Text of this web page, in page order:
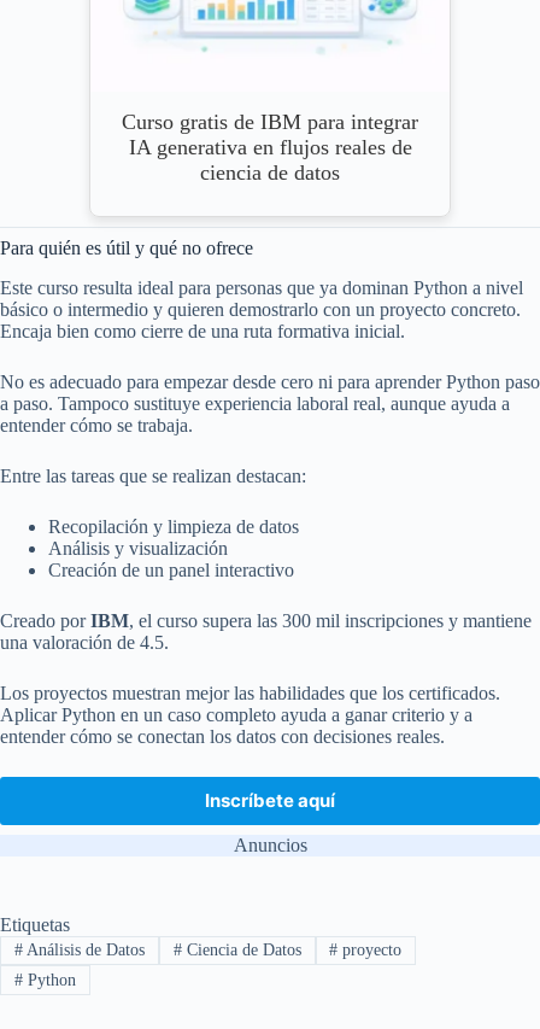
Curso gratis de IBM para integrar
IA generativa en flujos reales de
ciencia de datos
Para quién es útil y qué no ofrece
Este curso resulta ideal para personas que ya dominan Python a nivel
básico o intermedio y quieren demostrarlo con un proyecto concreto.
Encaja bien como cierre de una ruta formativa inicial.
No es adecuado para empezar desde cero ni para aprender Python paso
a paso. Tampoco sustituye experiencia laboral real, aunque ayuda a
entender cómo se trabaja.
Entre las tareas que se realizan destacan:
Recopilación y limpieza de datos
Análisis y visualización
Creación de un panel interactivo
Creado porIBM, el curso supera las 300 mil inscripciones y mantiene
una valoración de 4.5.
Los proyectos muestran mejor las habilidades que los certificados.
Aplicar Python en un caso completo ayuda a ganar criterio y a
entender cómo se conectan los datos con decisiones reales.
Inscríbete aquí
Anuncios
Etiquetas
#Análisis de Datos #Ciencia de Datos # proyecto
#Python